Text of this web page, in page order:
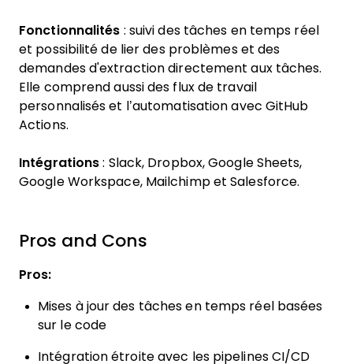
Fonctionnalités : suivi des tâches en temps réel
et possibilité de lier des problèmes et des
demandes d'extraction directement aux tâches.
Elle comprend aussi des flux de travail
personnalisés et l’automatisation avec GitHub
Actions.
Intégrations : Slack, Dropbox, Google Sheets,
Google Workspace, Mailchimp et Salesforce.
Pros and Cons
Pros:
Mises à jour des tâches en temps réel basées
sur le code
Intégration étroite avec les pipelines CI/CD